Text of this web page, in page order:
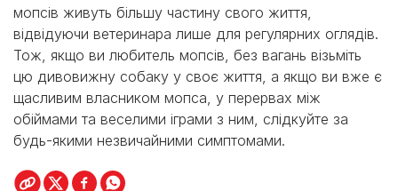
мопсів живуть більшу частину свого життя,
відвідуючи ветеринара лише для регулярних оглядів.
Тож, якщо ви любитель мопсів, без вагань візьміть
цю дивовижну собаку у своє життя, а якщо ви вже є
щасливим власником мопса, у перервах між
обіймами та веселими іграми з ним, слідкуйте за
будь-якими незвичайними симптомами.